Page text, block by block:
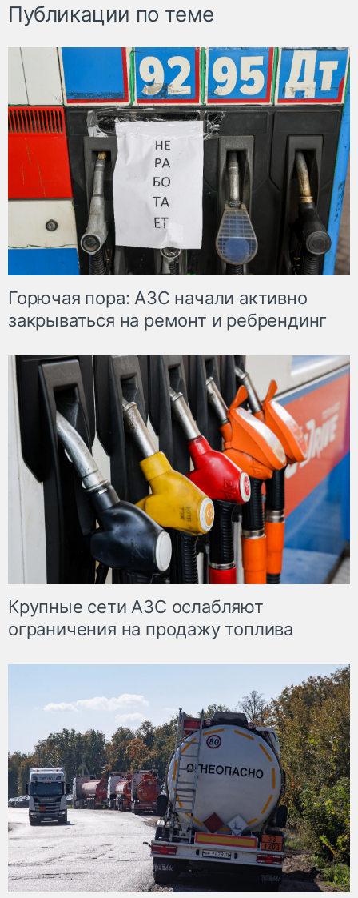
Публикации по теме
Горючая пора: АЗС начали активно
закрываться на ремонт и ребрендинг
Крупные сети АЗС ослабляют
ограничения на продажу топлива